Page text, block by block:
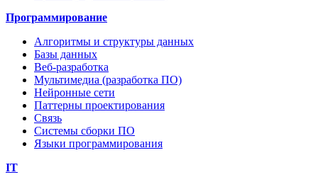
Программирование
Алгоритмы и структуры данных
Базы данных
Веб-разработка
Мультимедиа (разработка ПО)
Нейронные сети
Паттерны проектирования
Связь
Системы сборки ПО
Языки программирования
IT